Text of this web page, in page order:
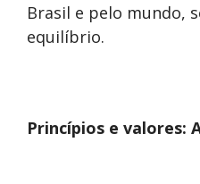
Brasil e pelo mundo,
equilíbrio.
Princípios e valores: